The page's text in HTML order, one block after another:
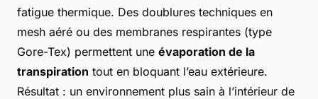
fatigue thermique. Des doublures techniques en
mesh aéré ou des membranes respirantes (type
Gore-Tex) permettent une évaporation de la
transpiration tout en bloquant l’eau extérieure.
Résultat : un environnement plus sain à l’intérieur de